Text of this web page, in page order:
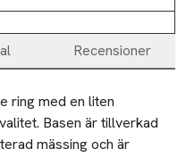
Recensioner
ring med en liten
Basen är tillverkad
mässing och är